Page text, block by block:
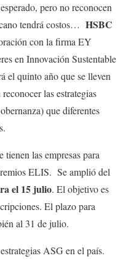
pero no reconocen
tendrá costos… HSBC
con la firma EY
en Innovación Sustentable
el quinto año que se lleven
las estrategias
que diferentes
las empresas para
ELIS. Se amplió del
el 15 julio. El objetivo es
El plazo para
al 31 de julio.
ASG en el país.